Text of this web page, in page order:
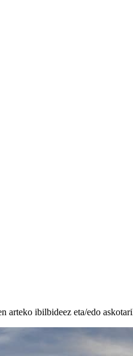
arteko ibilbideez eta/edo